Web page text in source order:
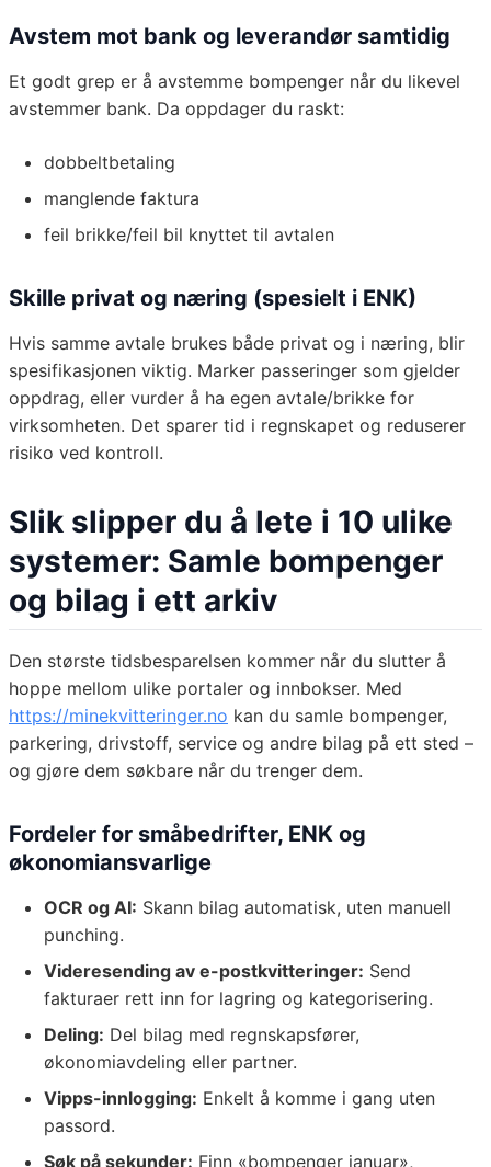
Avstem mot bank og leverandør samtidig
Et godt grep er å avstemme bompenger når du likevel
avstemmer bank. Da oppdager du raskt:
dobbeltbetaling
manglende faktura
feil brikke/feil bil knyttet til avtalen
Skille privat og næring (spesielt i ENK)
Hvis samme avtale brukes både privat og i næring, blir
spesifikasjonen viktig. Marker passeringer som gjelder
oppdrag, eller vurder å ha egen avtale/brikke for
virksomheten. Det sparer tid i regnskapet og reduserer
risiko ved kontroll.
Slik slipper du å lete i 10 ulike
systemer: Samle bompenger
og bilag i ett arkiv
Den største tidsbesparelsen kommer når du slutter å
hoppe mellom ulike portaler og innbokser. Med
https://minekvitteringer.no kan du samle bompenger,
parkering, drivstoff, service og andre bilag på ett sted –
og gjøre dem søkbare når du trenger dem.
Fordeler for småbedrifter, ENK og
økonomiansvarlige
OCR og AI: Skann bilag automatisk, uten manuell
punching.
Videresending av e-postkvitteringer: Send
fakturaer rett inn for lagring og kategorisering.
Deling: Del bilag med regnskapsfører,
økonomiavdeling eller partner.
Vipps-innlogging: Enkelt å komme i gang uten
passord.
Søk på sekunder: Finn «bompenger januar»,